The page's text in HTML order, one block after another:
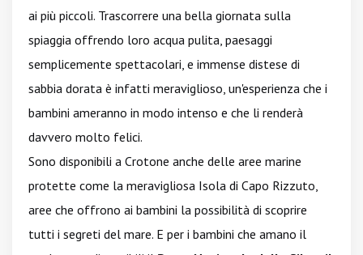
ai più piccoli. Trascorrere una bella giornata sulla
spiaggia offrendo loro acqua pulita, paesaggi
semplicemente spettacolari, e immense distese di
sabbia dorata è infatti meraviglioso, un'esperienza che i
bambini ameranno in modo intenso e che li renderà
davvero molto felici.
Sono disponibili a Crotone anche delle aree marine
protette come la meravigliosa Isola di Capo Rizzuto,
aree che offrono ai bambini la possibilità di scoprire
tutti i segreti del mare. E per i bambini che amano il